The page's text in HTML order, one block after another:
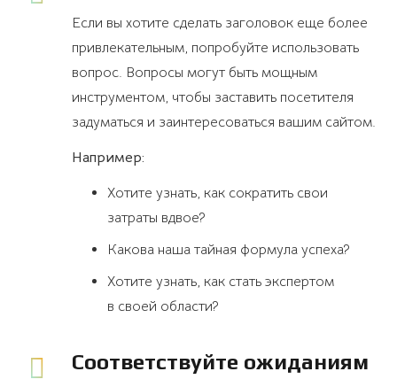
Если вы хотите сделать заголовок еще более
привлекательным, попробуйте использовать
вопрос. Вопросы могут быть мощным
инструментом, чтобы заставить посетителя
задуматься и заинтересоваться вашим сайтом.
Например:
Хотите узнать, как сократить свои
затраты вдвое?
Какова наша тайная формула успеха?
Хотите узнать, как стать экспертом
в своей области?
Соответствуйте ожиданиям